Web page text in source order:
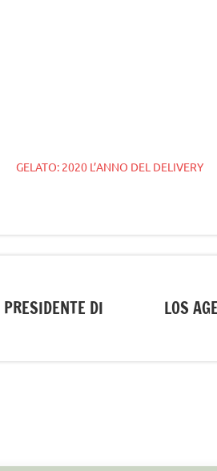
GELATO: 2020 L’ANNO DEL DELIVERY
DI
LOS